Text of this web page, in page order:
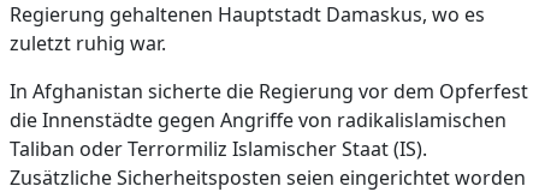
Regierung gehaltenen Hauptstadt Damaskus, wo es
zuletzt ruhig war.
In Afghanistan sicherte die Regierung vor dem Opferfest
die Innenstädte gegen Angriffe von radikalislamischen
Taliban oder Terrormiliz Islamischer Staat (IS).
Zusätzliche Sicherheitsposten seien eingerichtet worden